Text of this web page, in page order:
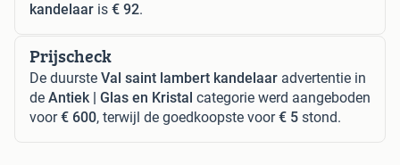
kandelaar is € 92.
Prijscheck
De duurste Val saint lambert kandelaar advertentie in
de Antiek | Glas en Kristal categorie werd aangeboden
voor€ 600, terwijl de goedkoopste voor€ 5 stond.